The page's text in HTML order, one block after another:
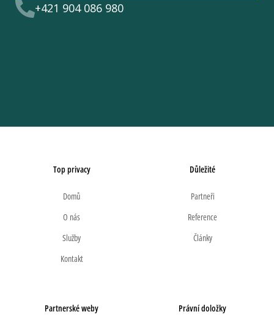
+421 904 086 980
Top privacy
Domů
O nás
Služby
Kontakt
Důležité
Partneři
Reference
Články
Partnerské weby Právní doložky